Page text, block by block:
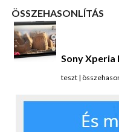
Ezen túl még
repertoárban,
ezek nagy része
példány ugyanis a
Szerencsére a gyári
ÖSSZEHASONLÍTÁS
Sony Xperia
teszt|